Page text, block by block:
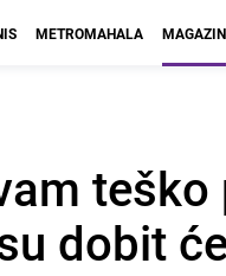
METROMAHALA MAGAZIN
dobit